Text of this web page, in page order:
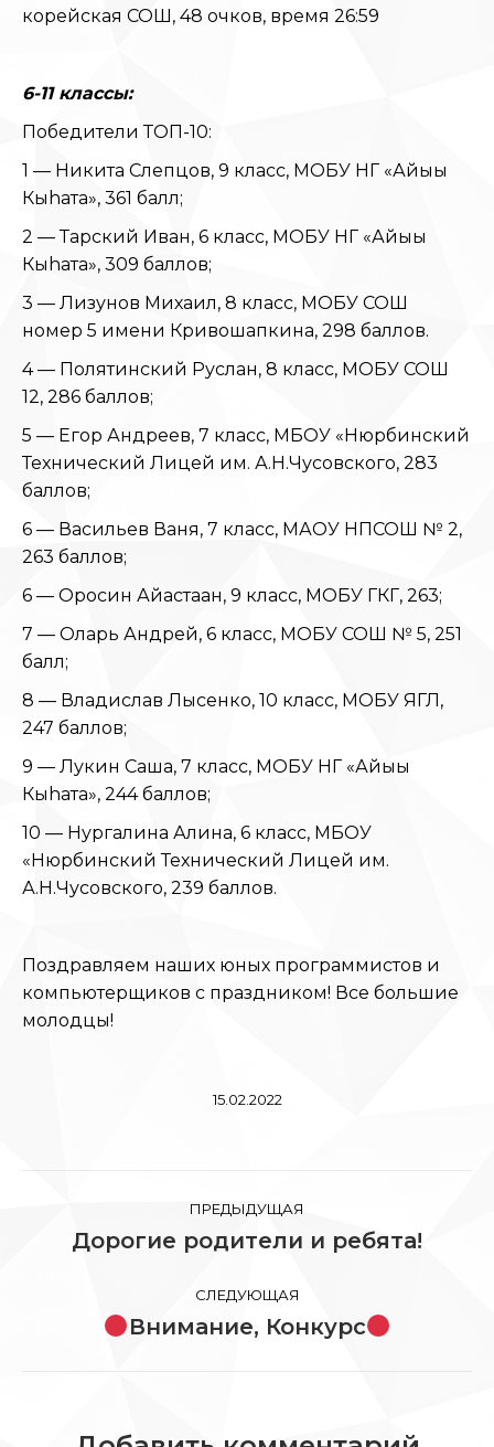
корейская СОШ, 48 очков, время 26:59
6-11 классы:
Победители ТОП-10:
1 — Никита Слепцов, 9 класс, МОБУ НГ «Айыы
Кыhата», 361 балл;
2 — Тарский Иван, 6 класс, МОБУ НГ «Айыы
Кыhата», 309 баллов;
3 — Лизунов Михаил, 8 класс, МОБУ СОШ
номер 5 имени Кривошапкина, 298 баллов.
4 — Полятинский Руслан, 8 класс, МОБУ СОШ
12, 286 баллов;
5 — Егор Андреев, 7 класс, МБОУ «Нюрбинский
Технический Лицей им. А.Н.Чусовского, 283
баллов;
6 — Васильев Ваня, 7 класс, МАОУ НПСОШ № 2,
263 баллов;
6 — Оросин Айастаан, 9 класс, МОБУ ГКГ, 263;
7 — Оларь Андрей, 6 класс, МОБУ СОШ № 5, 251
балл;
8 — Владислав Лысенко, 10 класс, МОБУ ЯГЛ,
247 баллов;
9 — Лукин Саша, 7 класс, МОБУ НГ «Айыы
Кыhата», 244 баллов;
10 — Нургалина Алина, 6 класс, МБОУ
«Нюрбинский Технический Лицей им.
А.Н.Чусовского, 239 баллов.
Поздравляем наших юных программистов и
компьютерщиков с праздником! Все большие
молодцы!
15.02.2022
НавигацияПРЕДЫДУЩАЯ
Предыдущая
Дорогие родители и ребята!
СЛЕДУЮЩАЯ
Следующая
Внимание, Конкурс